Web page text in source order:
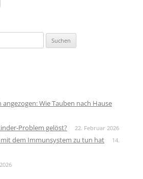
Wie Tauben nach Hause
Problem gelöst? 22. Februar 2026
dem Immunsystem zu tun hat
14.